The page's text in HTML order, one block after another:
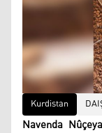
Kurdistan
Navenda